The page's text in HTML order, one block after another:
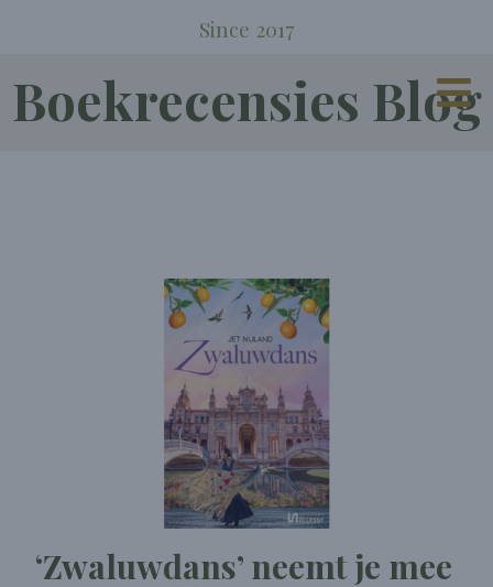
Since 2017
Boekrecensies Blog
‘Zwaluwdans’ neemt je mee